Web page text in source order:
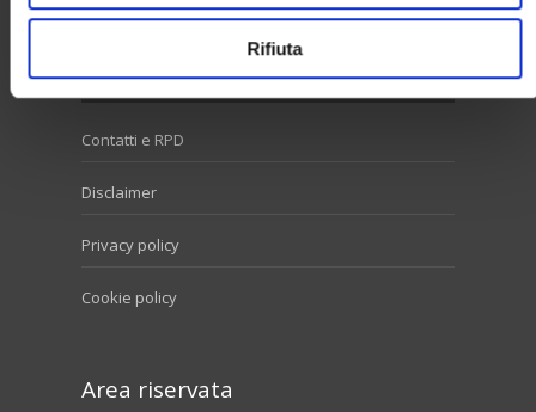
Rifiuta
Utilità
Contatti e RPD
Disclaimer
Privacy policy
Cookie policy
Area riservata